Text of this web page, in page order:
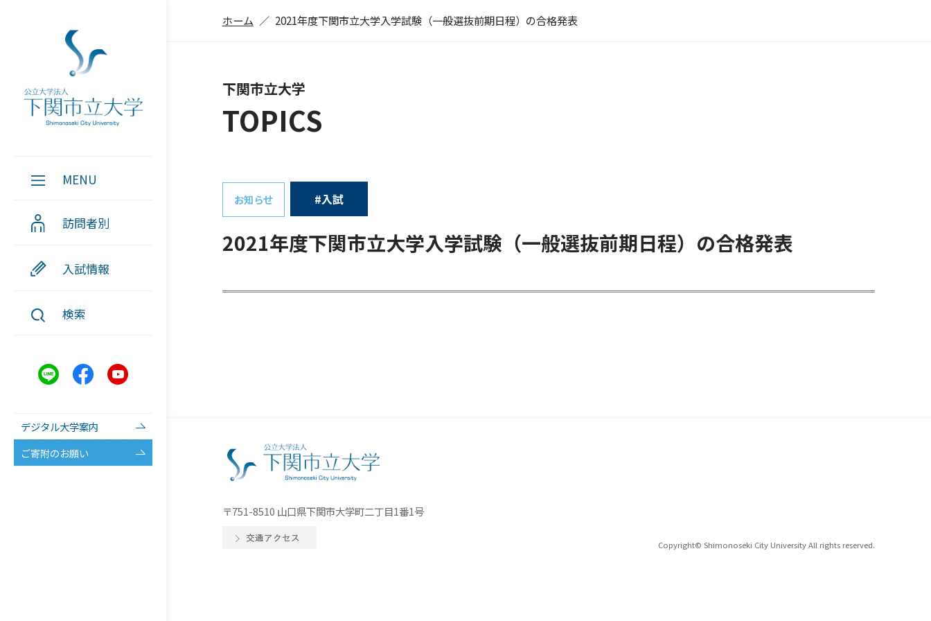
MENU
訪問者別
入試情報
検索
デジタル大学案内
ご寄附のお願い
ホーム 2021年度下関市立大学入学試験（一般選抜前期日程）の合格発表
下関市立大学
TOPICS
お知らせ #入試
2021年度下関市立大学入学試験（一般選抜前期日程）の合格発表
〒751-8510 山口県下関市大学町二丁目1番1号
交通アクセス
Copyright© Shimonoseki City University All rights reserved.